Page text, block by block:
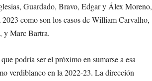
Guardado, Bravo, Edgar y Álex Moreno,
como son los casos de William Carvalho,
y Marc Bartra.
podría ser el próximo en sumarse a esa
verdiblanco en la 2022-23. La dirección